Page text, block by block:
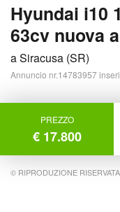
Hyundai i10
63cv nuova
a Siracusa (SR)
Annuncio nr.14783957
PREZZO
€ 17.800
© RIPRODUZIONE RISERVATA